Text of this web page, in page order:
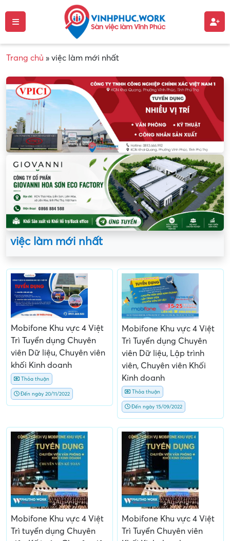
Trang chủ » việc làm mới nhất
việc làm mới nhất
Mobifone Khu vực 4 Việt
Trì Tuyển dụng Chuyên
viên Dữ liệu, Chuyên viên
khối Kinh doanh
Thỏa thuận
Đến ngày 20/11/2022
Mobifone Khu vực 4 Việt
Trì Tuyển dụng Chuyên
viên Dữ liệu, Lập trình
viên, Chuyên viên Khối
Kinh doanh
Thỏa thuận
Đến ngày 15/09/2022
Mobifone Khu vực 4 Việt
Trì tuyển dụng Chuyên
Mobifone Khu vực 4 Việt
Trì Tuyển Chuyên viên